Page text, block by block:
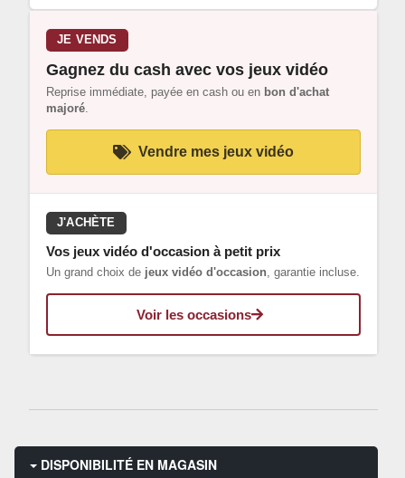
JE VENDS
Gagnez du cash avec vos jeux vidéo
Reprise immédiate, payée en cash ou en bon d'achat
majoré.
Vendre mes jeux vidéo
J'ACHÈTE
Vos jeux vidéo d'occasion à petit prix
Un grand choix de jeux vidéo d'occasion, garantie incluse.
Voir les occasions
DISPONIBILITÉ EN MAGASIN